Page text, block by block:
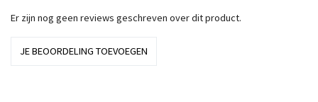
Er zijn nog geen reviews geschreven over dit product.
JE BEOORDELING TOEVOEGEN